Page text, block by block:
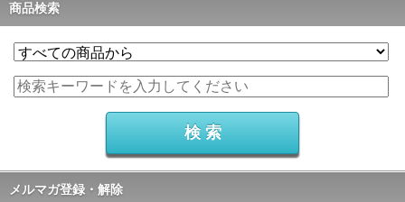
商品検索
メルマガ登録・解除